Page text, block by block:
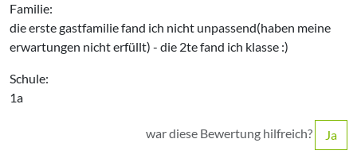
Familie:
die erste gastfamilie fand ich nicht unpassend(haben meine
erwartungen nicht erfüllt) - die 2te fand ich klasse :)
Schule:
1a
war diese Bewertung hilfreich? Ja